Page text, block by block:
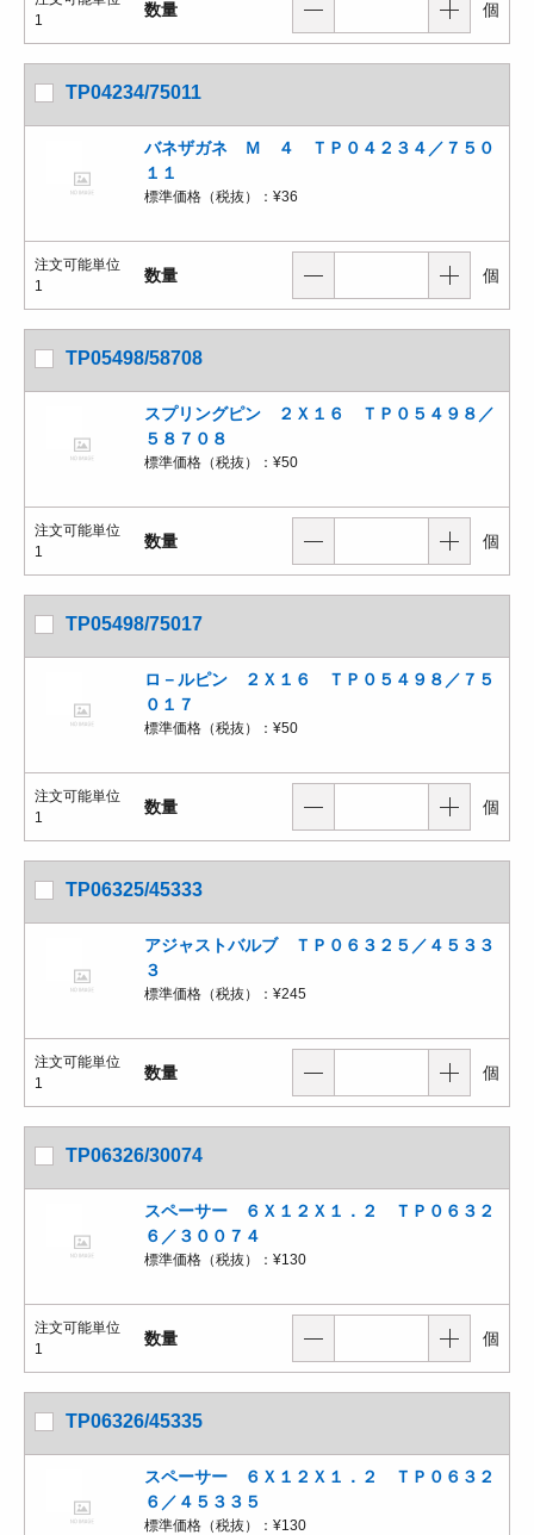
1
数量 個
TP04234/75011
バネザガネ Ｍ ４ ＴＰ０４２３４／７５０
１１
標準価格（税抜）： ¥36
注文可能単位
1
数量 個
TP05498/58708
スプリングピン ２Ｘ１６ ＴＰ０５４９８／
５８７０８
標準価格（税抜）： ¥50
注文可能単位
1
数量 個
TP05498/75017
ロ－ルピン ２Ｘ１６ ＴＰ０５４９８／７５
０１７
標準価格（税抜）： ¥50
注文可能単位
1
数量 個
TP06325/45333
アジャストバルブ ＴＰ０６３２５／４５３３
３
標準価格（税抜）： ¥245
注文可能単位
1
数量 個
TP06326/30074
スペーサー ６Ｘ１２Ｘ１．２ ＴＰ０６３２
６／３００７４
標準価格（税抜）： ¥130
注文可能単位
1
数量 個
TP06326/45335
スペーサー ６Ｘ１２Ｘ１．２ ＴＰ０６３２
６／４５３３５
標準価格（税抜）： ¥130